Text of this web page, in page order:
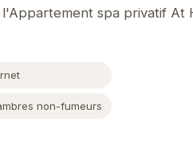
spa privatif At
non-fumeurs